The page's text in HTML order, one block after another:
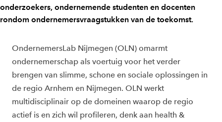
onderzoekers, ondernemende studenten en docenten
rondom ondernemersvraagstukken van de toekomst.
OndernemersLab Nijmegen (OLN) omarmt
ondernemerschap als voertuig voor het verder
brengen van slimme, schone en sociale oplossingen in
de regio Arnhem en Nijmegen. OLN werkt
multidisciplinair op de domeinen waarop de regio
actief is en zich wil profileren, denk aan health &